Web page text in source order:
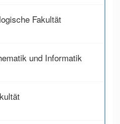
Fakultät
und Informatik